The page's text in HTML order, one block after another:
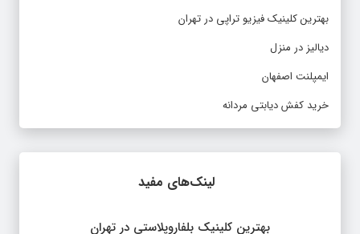
بهترین کلینیک فیزیو تراپی در تهران
دیالیز در منزل
ایمپلنت اصفهان
خرید کفش دیابتی مردانه
لینک‌های مفید
بهترین کلینیک بلفاروپلاستی در تهران